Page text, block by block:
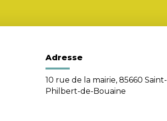
Adresse
10 rue de la mairie, 85660 Saint-
Philbert-de-Bouaine